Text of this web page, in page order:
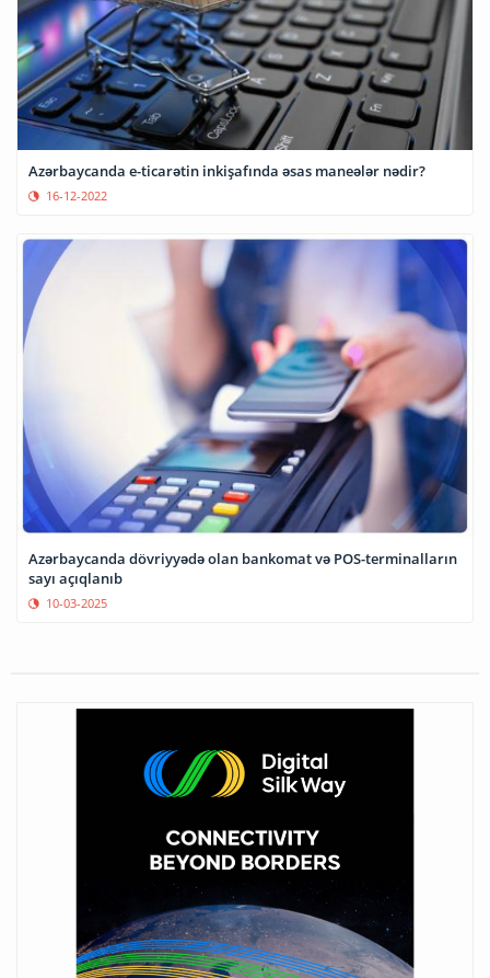
Azərbaycanda e-ticarətin inkişafında əsas maneələr nədir?
16-12-2022
Azərbaycanda dövriyyədə olan bankomat və POS-terminalların
sayı açıqlanıb
10-03-2025